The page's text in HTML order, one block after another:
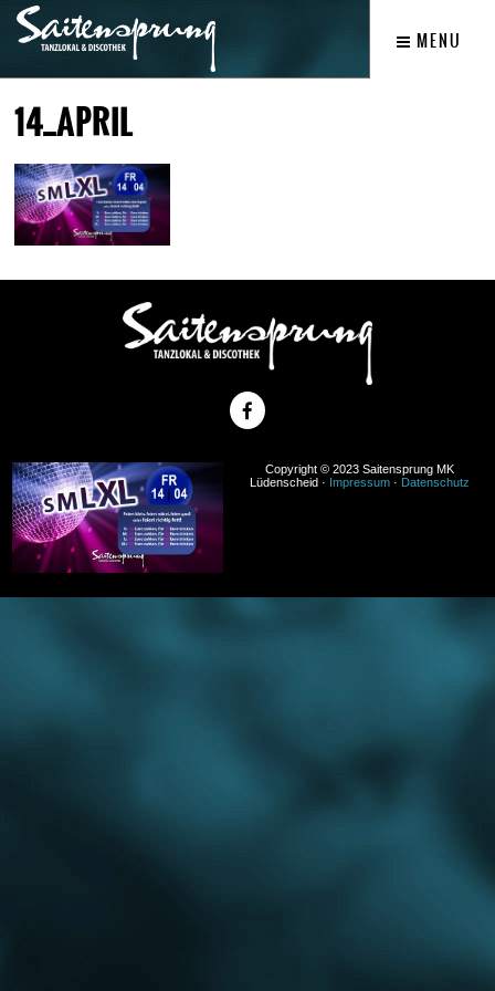
MENU
14_APRIL
Copyright © 2023 Saitensprung MK
Lüdenscheid · Impressum · Datenschutz